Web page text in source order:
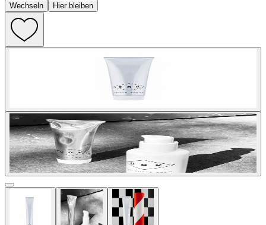
Wechseln Hier bleiben